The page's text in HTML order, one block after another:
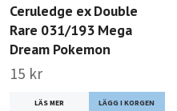
Ceruledge ex Double
Rare 031/193 Mega
Dream Pokemon
15 kr
LÄS MER